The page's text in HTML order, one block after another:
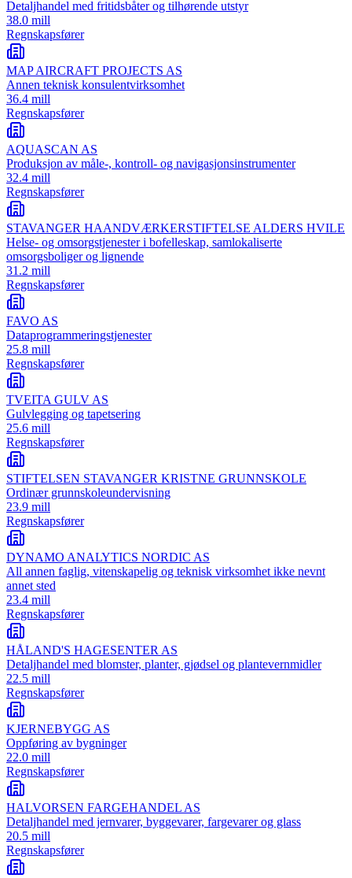
Detaljhandel med fritidsbåter og tilhørende utstyr
38.0 mill
Regnskapsfører
MAP AIRCRAFT PROJECTS AS
Annen teknisk konsulentvirksomhet
36.4 mill
Regnskapsfører
AQUASCAN AS
Produksjon av måle-, kontroll- og navigasjonsinstrumenter
32.4 mill
Regnskapsfører
STAVANGER HAANDVÆRKERSTIFTELSE ALDERS HVILE
Helse- og omsorgstjenester i bofelleskap, samlokaliserte
omsorgsboliger og lignende
31.2 mill
Regnskapsfører
FAVO AS
Dataprogrammeringstjenester
25.8 mill
Regnskapsfører
TVEITA GULV AS
Gulvlegging og tapetsering
25.6 mill
Regnskapsfører
STIFTELSEN STAVANGER KRISTNE GRUNNSKOLE
Ordinær grunnskoleundervisning
23.9 mill
Regnskapsfører
DYNAMO ANALYTICS NORDIC AS
All annen faglig, vitenskapelig og teknisk virksomhet ikke nevnt
annet sted
23.4 mill
Regnskapsfører
HÅLAND'S HAGESENTER AS
Detaljhandel med blomster, planter, gjødsel og plantevernmidler
22.5 mill
Regnskapsfører
KJERNEBYGG AS
Oppføring av bygninger
22.0 mill
Regnskapsfører
HALVORSEN FARGEHANDEL AS
Detaljhandel med jernvarer, byggevarer, fargevarer og glass
20.5 mill
Regnskapsfører